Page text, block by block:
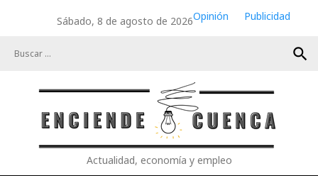
Sábado, 8 de agosto de 2026Opinión
Publicidad
search
Actualidad, economía y empleo